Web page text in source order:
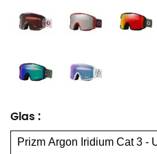
Glas :